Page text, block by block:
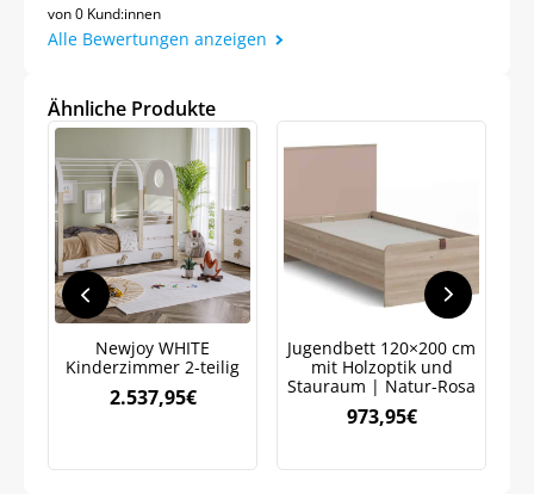
von 0 Kund:innen
Alle Bewertungen anzeigen
Ähnliche Produkte
Newjoy WHITE
Kinderzimmer 2-teilig
2.537,95€
Jugendbett 120×200 cm
mit Holzoptik und
Stauraum | Natur-Rosa
973,95€
Jetzt5% Rabatt
auf Ihre erste Bestellung sichern!
Meinen Code senden
Bleiben Sie auf dem Laufenden über
Neuigkeiten und Angebote.
Weitere Informationen darüber, wie wir Ihre Daten für